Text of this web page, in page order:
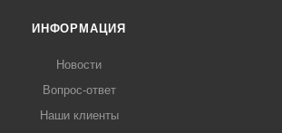
ИНФОРМАЦИЯ
Новости
Вопрос-ответ
Наши клиенты